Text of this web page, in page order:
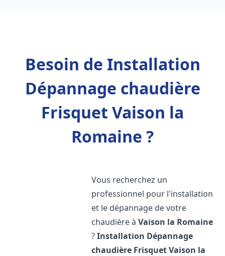
Besoin de Installation
Dépannage chaudière
Frisquet Vaison la
Romaine ?
Vous recherchez un
professionnel pour l'installation
et le dépannage de votre
chaudière àVaison la Romaine
?Installation Dépannage
chaudière FrisquetVaison la